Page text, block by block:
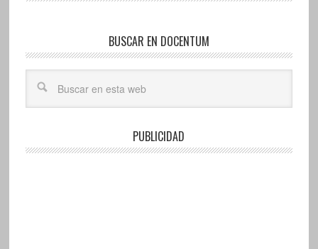
BUSCAR EN DOCENTUM
PUBLICIDAD